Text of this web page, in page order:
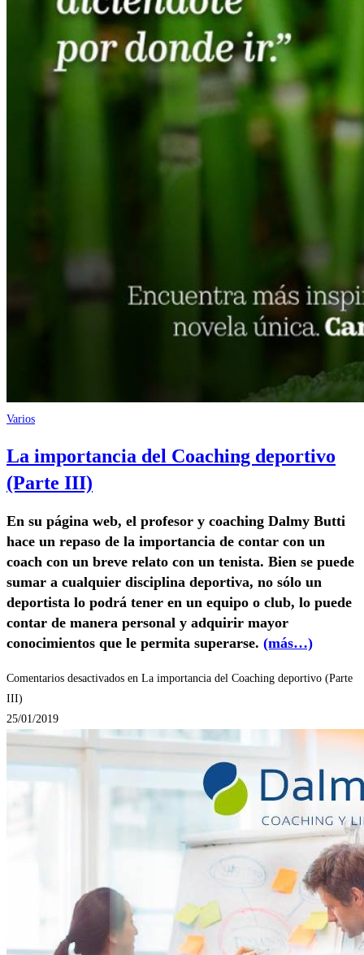
Varios
La importancia del Coaching deportivo
(Parte III)
En su página web, el profesor y coaching Dalmy Butti
hace un repaso de la importancia de contar con un
coach con un breve relato con un tenista. Bien se puede
sumar a cualquier disciplina deportiva, no sólo un
deportista lo podrá tener en un equipo o club, lo puede
contar de manera personal y adquirir mayor
conocimientos que le permita superarse. (más…)
Comentarios desactivados en La importancia del Coaching deportivo (Parte
III)
25/01/2019